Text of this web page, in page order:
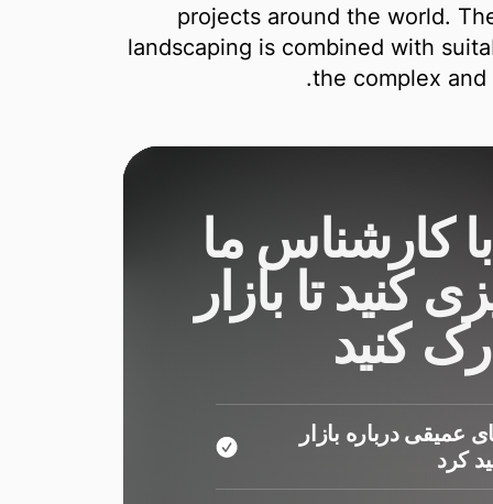
projects around the world.
landscaping is combined with
the complex and
کارشناس ما
کنید تا بازار
کنید
عمیقی درباره بازار
کرد